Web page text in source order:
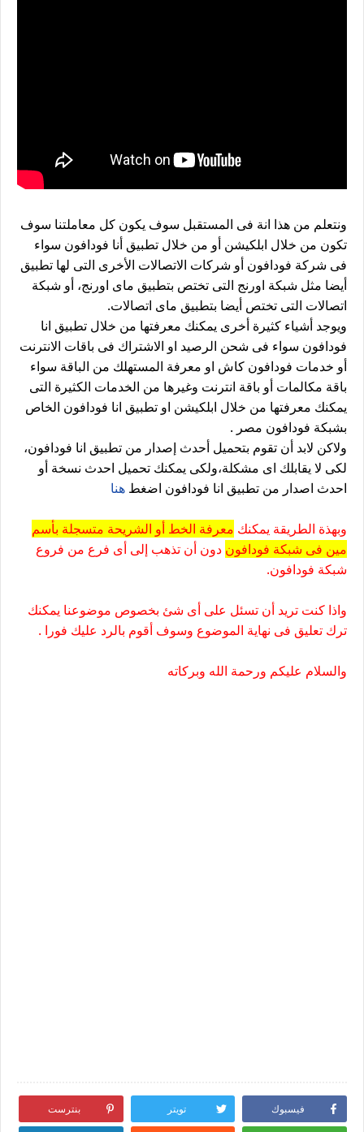
ونتعلم من هذا انة فى المستقبل سوف يكون كل معاملتنا سوف
تكون من خلال ابلكيشن أو من خلال تطبيق أنا فودافون سواء
فى شركة فودافون أو شركات الاتصالات الأخرى التى لها تطبيق
أيضا مثل شبكة اورنج التى تختص بتطبيق ماى اورنج، أو شبكة
اتصالات التى تختص أيضا بتطبيق ماى اتصالات.
ويوجد أشياء كثيرة أخرى يمكنك معرفتها من خلال تطبيق انا
فودافون سواء فى شحن الرصيد او الاشتراك فى باقات الانترنت
أو خدمات فودافون كاش او معرفة المستهلك من الباقة سواء
باقة مكالمات أو باقة انترنت وغيرها من الخدمات الكثيرة التى
يمكنك معرفتها من خلال ابلكيشن او تطبيق انا فودافون الخاص
بشبكة فودافون مصر .
ولاكن لابد أن تقوم بتحميل أحدث إصدار من تطبيق انا فودافون،
لكى لا يقابلك اى مشكلة،ولكى يمكنك تحميل احدث نسخة أو
احدث اصدار من تطبيق انا فودافون اضغط هنا
وبهذة الطريقة يمكنك معرفة الخط أو الشريحة متسجلة بأسم
مين فى شبكة فودافون دون أن تذهب إلى أى فرع من فروع
شبكة فودافون.
واذا كنت تريد أن تسئل على أى شئ بخصوص موضوعنا يمكنك
ترك تعليق فى نهاية الموضوع وسوف أقوم بالرد عليك فورا .
والسلام عليكم ورحمة الله وبركاته
فيسبوك تويتر بنترست